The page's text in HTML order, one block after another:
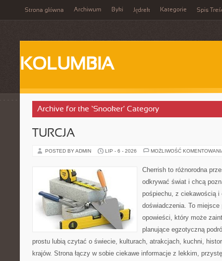
Strona główna Archiwum Byki Jędrek Kategorie Spis
KOLUMBIA
Archive for the ‘Snooker’ Category
TURCJA
POSTED BY ADMIN LIP - 6 - 2026 MOŻLIWOŚĆ
Cherrish to różnorodna
odkrywać świat i chcą
pośpiechu, z ciekawością i
doświadczenia. To miejsce
opowieści, który może
planujące egzotyczną
prostu lubią czytać o świecie, kulturach, atrakcjach, kuchni,
krajów. Strona łączy w sobie ciekawe informacje z lekkim,